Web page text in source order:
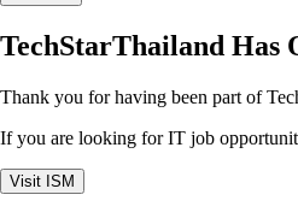
TechStarThailand Has
Thank you for having been part of
If you are looking for IT job
Visit ISM